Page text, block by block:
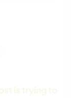
is trying to